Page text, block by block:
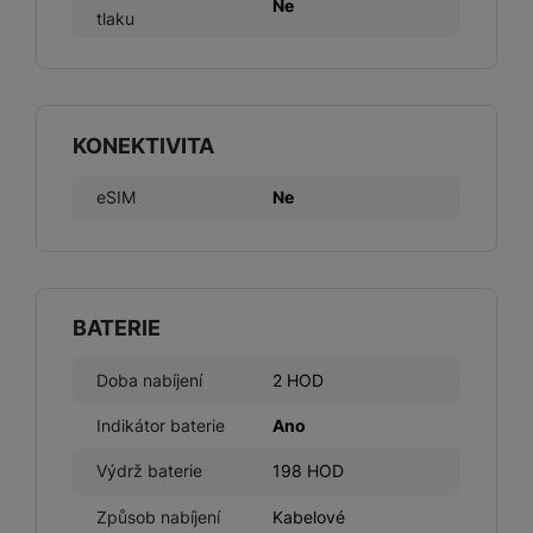
Marketingové cookies používáme my nebo naši partneři,
tlaku
Ne
KONEKTIVITA
eSIM Ne
BATERIE
Doba nabíjení 2 HOD
Indikátor baterie Ano
Výdrž baterie 198 HOD
Způsob nabíjení Kabelové